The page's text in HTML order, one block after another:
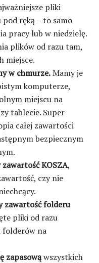
pliki
ręką – to samo
pracy lub w niedzielę.
plików od razu tam,
miejsce.
w chmurze.Mamy je
komputerze,
miejscu na
tablecie. Super
całej zawartości
bezpiecznym
KOSZA,
czy nie
zawartość folderu
pliki od razu
folderów na
zapasowąwszystkich